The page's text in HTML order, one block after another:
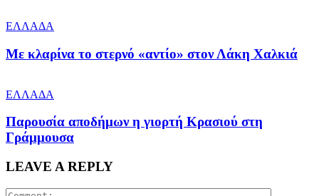
ΕΛΛΑΔΑ
Με κλαρίνα το στερνό «αντίο» στον Λάκη Χαλκιά
ΕΛΛΑΔΑ
Παρουσία αποδήμων η γιορτή Κρασιού στη
Γράμμουσα
LEAVE A REPLY